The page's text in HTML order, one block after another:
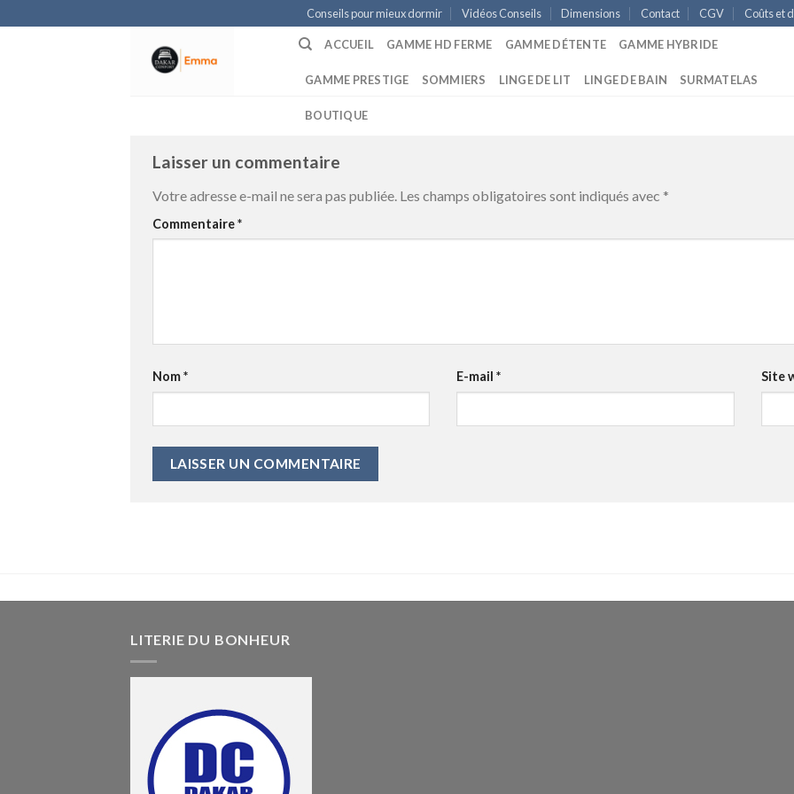
to
Conseils pour mieux dormir Vidéos Conseils Dimensions Contact CGV Coûts et
ACCUEIL GAMME HD FERME GAMME DÉTENTE GAMME HYBRIDE
GAMME PRESTIGE SOMMIERS LINGE DE LIT LINGE DE BAIN SURMATELAS
BOUTIQUE
Laisser un commentaire
Votre adresse e-mail ne sera pas publiée. Les champs obligatoires sont indiqués avec *
Commentaire*
Nom* E-mail* Site
LITERIE DU BONHEUR